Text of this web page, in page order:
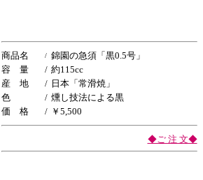
商品名 / 錦園の急須「黒0.5号」
容 量
/ 約115cc
産 地
/ 日本「常滑焼」
色
/ 燻し技法による黒
価 格
/ ￥5,500
◆ご 注 文◆